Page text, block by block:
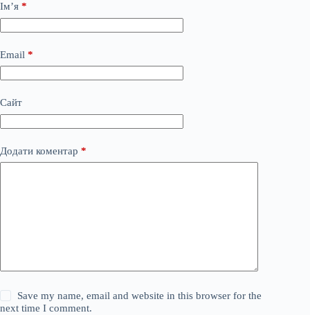
Ім’я *
Email *
Сайт
Додати коментар *
Save my name, email and website in this browser for the
next time I comment.